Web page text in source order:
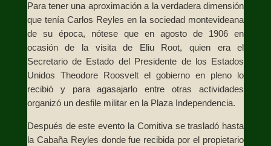
Para tener una aproximación a la verdadera dimensión
que tenía Carlos Reyles en la sociedad montevideana
de su época, nótese que en agosto de 1906 en
ocasión de la visita de Eliu Root, quien era el
Secretario de Estado del Presidente de los Estados
Unidos Theodore Roosvelt el gobierno en pleno lo
recibió y para agasajarlo entre otras actividades
organizó un desfile militar en la Plaza Independencia.
Después de este evento la Comitiva se trasladó hasta
la Cabaña Reyles donde fue recibida por el propietario